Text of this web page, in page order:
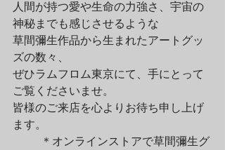
人間が持つ愛や生命の力強さ、宇宙の
神秘までも感じさせるような
草間彌生作品から生まれたアートグッ
ズの数々、
ぜひラムフロム東京にて、手にとって
ご覧くださいませ。
皆様のご来店を心よりお待ち申し上げ
ます。